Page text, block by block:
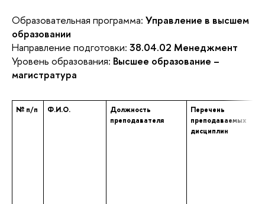
Образовательная программа: Управление в высшем
образовании
Направление подготовки: 38.04.02 Менеджмент
Уровень образования: Высшее образование –
магистратура
№ п/п Ф.И.О.
Должность
преподавателя
Перечень
преподаваемых
дисциплин